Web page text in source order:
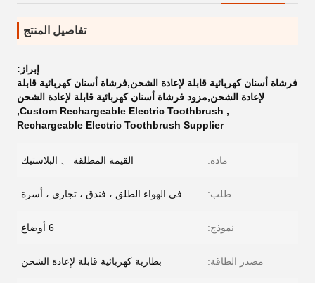
تفاصيل المنتج
إبراز:
فرشاة أسنان كهربائية قابلة لإعادة الشحن,فرشاة أسنان كهربائية قابلة
لإعادة الشحن,مزود فرشاة أسنان كهربائية قابلة لإعادة الشحن
,
Custom Rechargeable Electric Toothbrush
,
Rechargeable Electric Toothbrush Supplier
مادة: القيمة المطلقة 、 البلاستيك
طلب: في الهواء الطلق ، فندق ، تجاري ، أسرة
نموذج: 6 أوضاع
مصدر الطاقة: بطارية كهربائية قابلة لإعادة الشحن